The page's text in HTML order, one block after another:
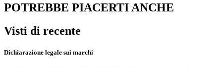
POTREBBE PIACERTI ANCHE
Visti di recente
Dichiarazione legale sui marchi